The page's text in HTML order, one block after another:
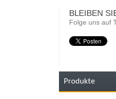
BLEIBEN
Folge uns auf
Produkte